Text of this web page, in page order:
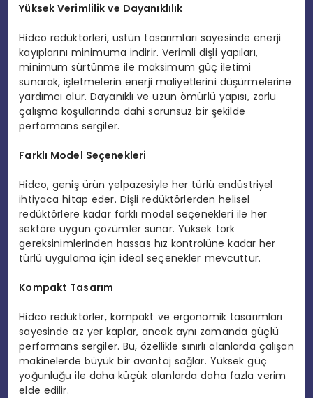
Yüksek Verimlilik ve Dayanıklılık
Hidco redüktörleri, üstün tasarımları sayesinde enerji
kayıplarını minimuma indirir. Verimli dişli yapıları,
minimum sürtünme ile maksimum güç iletimi
sunarak, işletmelerin enerji maliyetlerini düşürmelerine
yardımcı olur. Dayanıklı ve uzun ömürlü yapısı, zorlu
çalışma koşullarında dahi sorunsuz bir şekilde
performans sergiler.
Farklı Model Seçenekleri
Hidco, geniş ürün yelpazesiyle her türlü endüstriyel
ihtiyaca hitap eder. Dişli redüktörlerden helisel
redüktörlere kadar farklı model seçenekleri ile her
sektöre uygun çözümler sunar. Yüksek tork
gereksinimlerinden hassas hız kontrolüne kadar her
türlü uygulama için ideal seçenekler mevcuttur.
Kompakt Tasarım
Hidco redüktörler, kompakt ve ergonomik tasarımları
sayesinde az yer kaplar, ancak aynı zamanda güçlü
performans sergiler. Bu, özellikle sınırlı alanlarda çalışan
makinelerde büyük bir avantaj sağlar. Yüksek güç
yoğunluğu ile daha küçük alanlarda daha fazla verim
elde edilir.